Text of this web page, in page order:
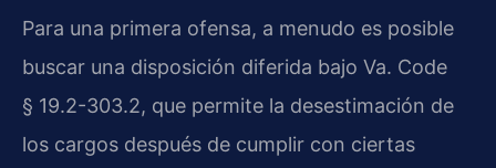
Para una primera ofensa, a menudo es posible
buscar una disposición diferida bajo Va. Code
§ 19.2-303.2, que permite la desestimación de
los cargos después de cumplir con ciertas